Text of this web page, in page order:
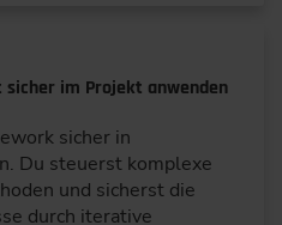
im Projekt anwenden
sicher in
Du steuerst komplexe
und sicherst die
durch iterative